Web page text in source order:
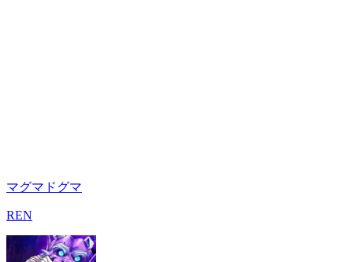
マグマドグマ
REN